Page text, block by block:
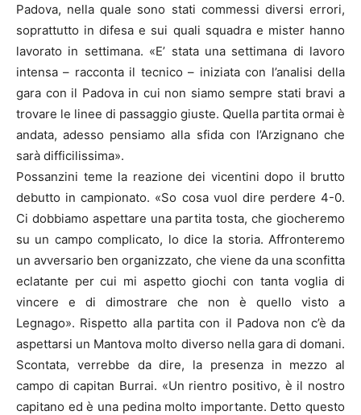
Padova, nella quale sono stati commessi diversi errori,
soprattutto in difesa e sui quali squadra e mister hanno
lavorato in settimana. «E’ stata una settimana di lavoro
intensa – racconta il tecnico – iniziata con l’analisi della
gara con il Padova in cui non siamo sempre stati bravi a
trovare le linee di passaggio giuste. Quella partita ormai è
andata, adesso pensiamo alla sfida con l’Arzignano che
sarà difficilissima».
Possanzini teme la reazione dei vicentini dopo il brutto
debutto in campionato. «So cosa vuol dire perdere 4-0.
Ci dobbiamo aspettare una partita tosta, che giocheremo
su un campo complicato, lo dice la storia. Affronteremo
un avversario ben organizzato, che viene da una sconfitta
eclatante per cui mi aspetto giochi con tanta voglia di
vincere e di dimostrare che non è quello visto a
Legnago». Rispetto alla partita con il Padova non c’è da
aspettarsi un Mantova molto diverso nella gara di domani.
Scontata, verrebbe da dire, la presenza in mezzo al
campo di capitan Burrai. «Un rientro positivo, è il nostro
capitano ed è una pedina molto importante. Detto questo